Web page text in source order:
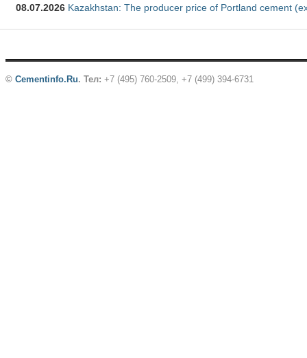
08.07.2026 Kazakhstan: The producer price of Portland cement
© Cementinfo.Ru. Тел: +7 (495) 760-2509, +7 (499) 394-6731